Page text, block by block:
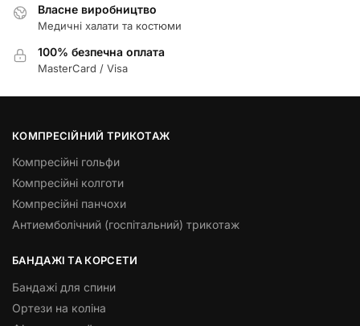
Власне виробництво
Медичні халати та костюми
100% безпечна оплата
MasterCard / Visa
КОМПРЕСІЙНИЙ ТРИКОТАЖ
Компресійні гольфи
Компресійні колготи
Компресійні панчохи
Антиемболічний (госпітальний) трикотаж
БАНДАЖІ ТА КОРСЕТИ
Бандажі для спини
Ортези на коліна